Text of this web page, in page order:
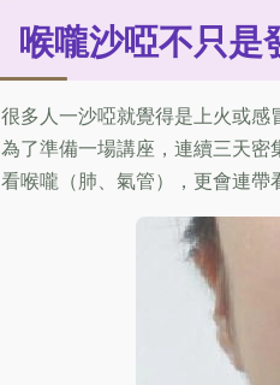
喉嚨沙啞不只是
很多人一沙啞就覺得是上火或
為了準備一場講座，連續三天
看喉嚨（肺、氣管），更會連